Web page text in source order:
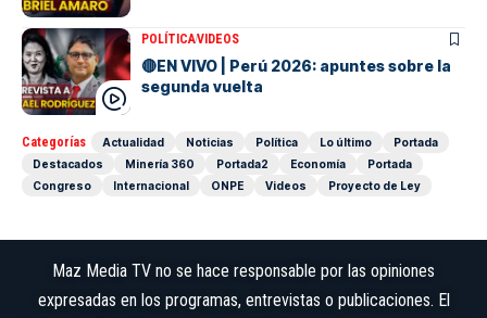
POLÍTICAVIDEOS
🔴EN VIVO | Perú 2026: apuntes sobre la
segunda vuelta
Categorías Actualidad Noticias Política Lo último
Portada
Destacados
Minería 360 Portada2 Economía
Portada
Congreso
Internacional ONPE Videos Proyecto de Ley
Maz Media TV no se hace responsable por las opiniones
expresadas en los programas, entrevistas o publicaciones. El